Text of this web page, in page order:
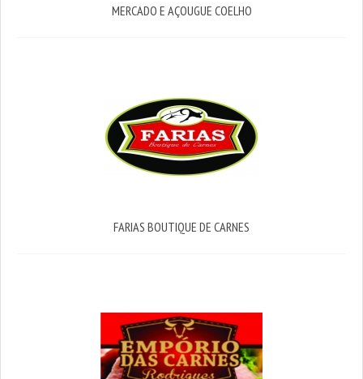
MERCADO E AÇOUGUE COELHO
FARIAS BOUTIQUE DE CARNES